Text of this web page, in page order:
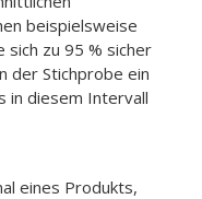
beispielsweise
sich zu 95 % sicher
der Stichprobe ein
in diesem Intervall
eines Produkts,